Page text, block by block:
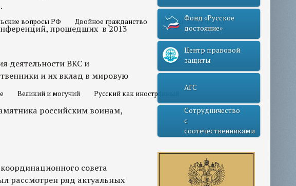
вопросы РФ Двойное гражданство Отношения РФ и КР
Великий и могучий Русский как иностранный
прошедших в 2013
деятельности ВКС и
и их вклад в мировую
российским воинам,
совета
рассмотрен ряд актуальных
Фонд «Русское
достояние»
Центр правовой
защиты
АГС
Сотрудничество
с
соотечественниками